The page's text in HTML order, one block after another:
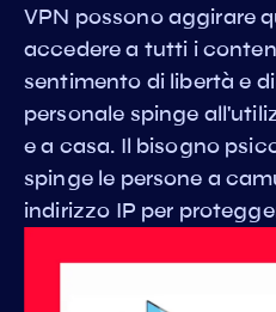
VPN possono aggirare
accedere a tutti i
sentimento di libertà e
personale spinge
e a casa. Il bisogno
spinge le persone a
indirizzo IP per